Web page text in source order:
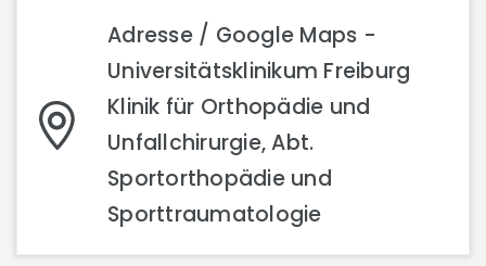
Adresse / Google Maps -
Universitätsklinikum Freiburg
Klinik für Orthopädie und
Unfallchirurgie, Abt.
Sportorthopädie und
Sporttraumatologie